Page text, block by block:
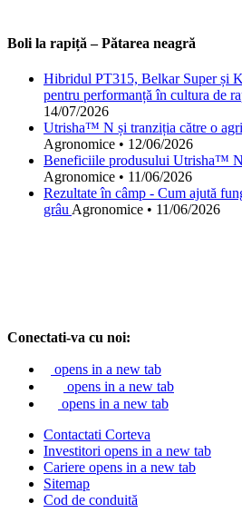
Boli la rapiță – Pătarea neagră
Hibridul PT315, Belkar Super și
pentru performanță în cultura de
14/07/2026
Utrisha™ N și tranziția către o
Agronomice • 12/06/2026
Beneficiile produsului Utrisha™
Agronomice • 11/06/2026
Rezultate în câmp - Cum ajută
grâuAgronomice • 11/06/2026
Conectati-va cu noi:
opens in a new tab
opens in a new tab
opens in a new tab
Contactati Corteva
Investitori opens in a new tab
Cariere opens in a new tab
Sitemap
Cod de conduită